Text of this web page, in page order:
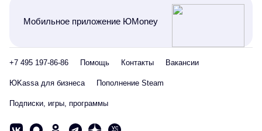
Мобильное приложение ЮMoney
+7 495 197-86-86 Помощь Контакты Вакансии
ЮKassa для бизнеса Пополнение Steam
Подписки, игры, программы